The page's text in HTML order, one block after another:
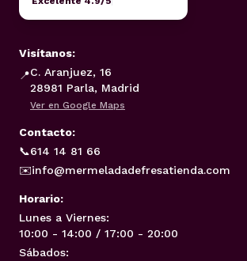
Visítanos:
📍C. Aranjuez, 16
28981 Parla, Madrid
Ver en Google Maps
Contacto:
📞614 14 81 66
✉️info@mermeladadefresatienda.com
Horario:
Lunes a Viernes:
10:00 - 14:00 / 17:00 - 20:00
Sábados: